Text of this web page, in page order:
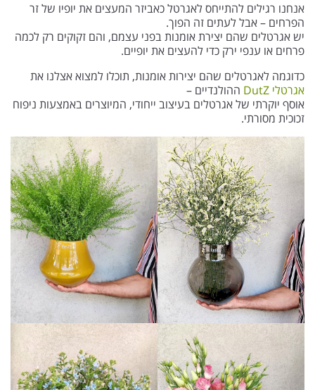
אנחנו רגילים להתייחס לאגרטל כאביזר המעצים את יופיו של זר
הפרחים – אבל לעתים זה הפוך.
יש אגרטלים שהם יצירת אומנות בפני עצמם, והם זקוקים רק לכמה
פרחים או ענפי ירק כדי להעצים את יופיים.
כדוגמה לאגרטלים שהם יצירות אומנות, תוכלו למצוא אצלנו את
אגרטלי DutZ
ההולנדיים –
אוסף יוקרתי של אגרטלים בעיצוב ייחודי, המיוצרים באמצעות ניפוח
זכוכית מסורתי.